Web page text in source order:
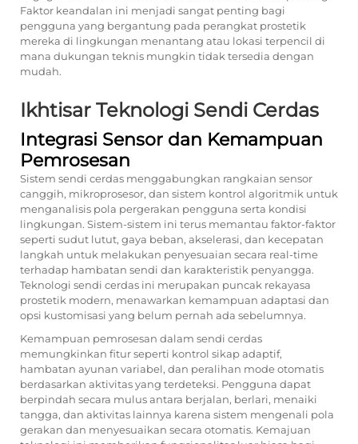
Faktor keandalan ini menjadi sangat penting bagi
pengguna yang bergantung pada perangkat prostetik
mereka di lingkungan menantang atau lokasi terpencil di
mana dukungan teknis mungkin tidak tersedia dengan
mudah.
Ikhtisar Teknologi Sendi Cerdas
Integrasi Sensor dan Kemampuan
Pemrosesan
Sistem sendi cerdas menggabungkan rangkaian sensor
canggih, mikroprosesor, dan sistem kontrol algoritmik untuk
menganalisis pola pergerakan pengguna serta kondisi
lingkungan. Sistem-sistem ini terus memantau faktor-faktor
seperti sudut lutut, gaya beban, akselerasi, dan kecepatan
langkah untuk melakukan penyesuaian secara real-time
terhadap hambatan sendi dan karakteristik penyangga.
Teknologi sendi cerdas ini merupakan puncak rekayasa
prostetik modern, menawarkan kemampuan adaptasi dan
opsi kustomisasi yang belum pernah ada sebelumnya.
Kemampuan pemrosesan dalam sendi cerdas
memungkinkan fitur seperti kontrol sikap adaptif,
hambatan ayunan variabel, dan peralihan mode otomatis
berdasarkan aktivitas yang terdeteksi. Pengguna dapat
berpindah secara mulus antara berjalan, berlari, menaiki
tangga, dan aktivitas lainnya karena sistem mengenali pola
gerakan dan menyesuaikan secara otomatis. Kemajuan